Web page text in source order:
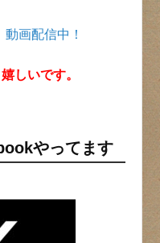
画配信中！
しいです。
やってます